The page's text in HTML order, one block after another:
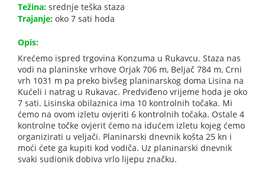
Težina: srednje teška staza
Trajanje: oko 7 sati hoda
Opis:
Krećemo ispred trgovina Konzuma u Rukavcu. Staza nas
vodi na planinske vrhove Orjak 706 m, Beljač 784 m, Crni
vrh 1031 m pa preko bivšeg planinarskog doma Lisina na
Kućeli i natrag u Rukavac. Predviđeno vrijeme hoda je oko
7 sati. Lisinska obilaznica ima 10 kontrolnih točaka. Mi
ćemo na ovom izletu ovjeriti 6 kontrolnih točaka. Ostale 4
kontrolne točke ovjerit ćemo na idućem izletu kojeg ćemo
organizirati u veljači. Planinarski dnevnik košta 25 kn i
moći ćete ga kupiti kod vodiča. Uz planinarski dnevnik
svaki sudionik dobiva vrlo lijepu značku.